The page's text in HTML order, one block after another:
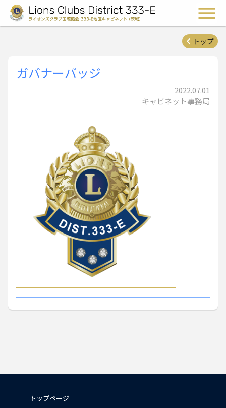
ライオンズクラ
トップ
ガバナーバッジ
2022.07.01
キャビネット事務局
トップページ